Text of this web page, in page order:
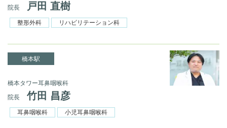
院長
戸田 直樹
整形外科 リハビリテーション科
橋本駅
橋本タワー耳鼻咽喉科
院長
竹田 昌彦
耳鼻咽喉科 小児耳鼻咽喉科